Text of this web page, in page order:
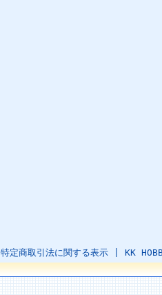
特定商取引法に関する表示 KK